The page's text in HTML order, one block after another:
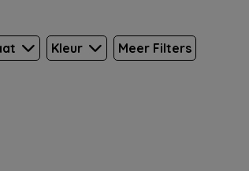
Kleur Meer Filters